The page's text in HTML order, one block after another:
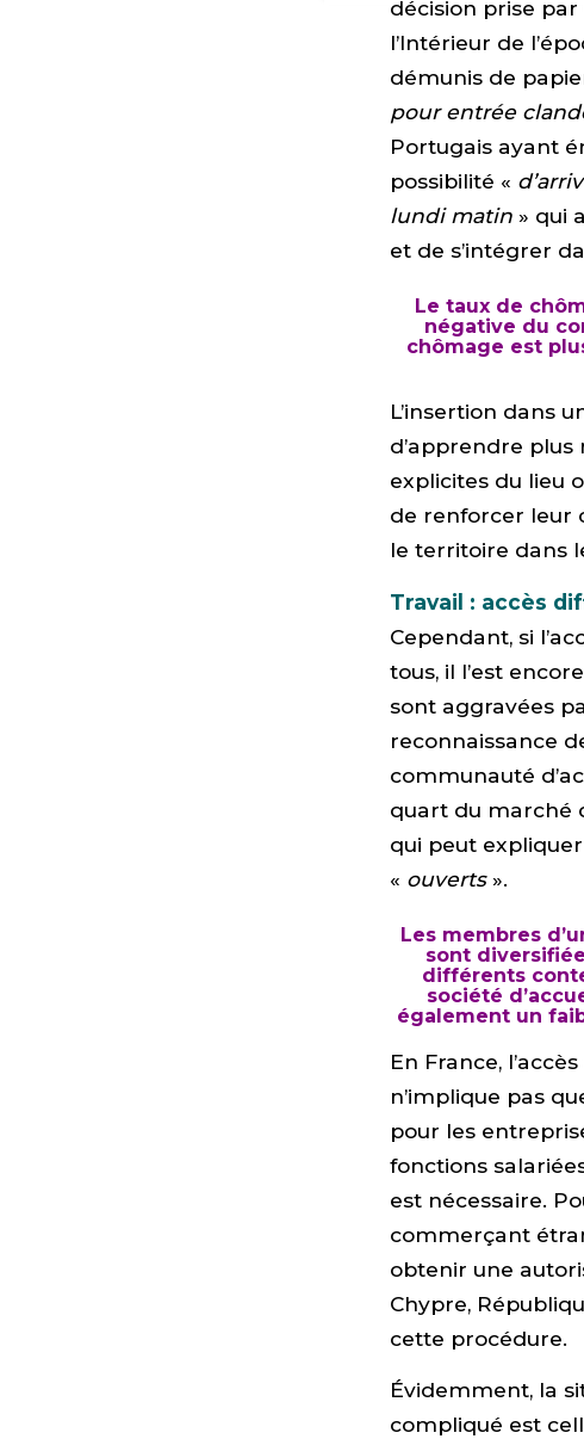
décision prise par
l’Intérieur de
démunis de
pour entrée
Portugais ayant
possibilité «
lundi matin » qui
et de s’intégrer
Le taux de
négative du
chômage est
L’insertion dans
d’apprendre
explicites du lieu
de renforcer leur
le territoire dans
Travail : accès
Cependant, si
tous, il l’est
sont aggravées
reconnaissance
communauté
quart du marché
qui peut
« ouverts».
Les membres
sont
différents
société
également un
En France,
n’implique pas
pour les
fonctions
est nécessaire.
commerçant
obtenir une
Chypre,
cette procédure.
Évidemment, la
compliqué est